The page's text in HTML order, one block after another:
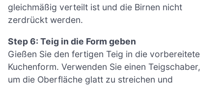
gleichmäßig verteilt ist und die Birnen nicht
zerdrückt werden.
Step 6: Teig in die Form geben
Gießen Sie den fertigen Teig in die vorbereitete
Kuchenform. Verwenden Sie einen Teigschaber,
um die Oberfläche glatt zu streichen und